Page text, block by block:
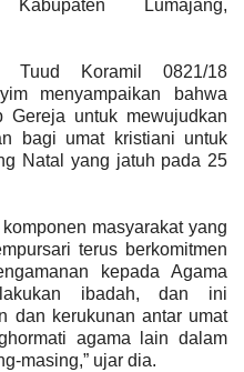
Lumajang,
Tuud Koramil 0821/18
menyampaikan bahwa
untuk mewujudkan
bagi umat kristiani untuk
Natal yang jatuh pada 25
masyarakat yang
terus berkomitmen
kepada Agama
ibadah, dan ini
dan kerukunan antar umat
agama lain dalam
masing,” ujar dia.